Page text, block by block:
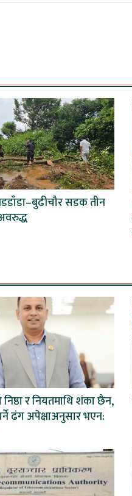
सडक तीन
र नियतमाथि शंका छैन,
ढंग अपेक्षाअनुसार भएन: